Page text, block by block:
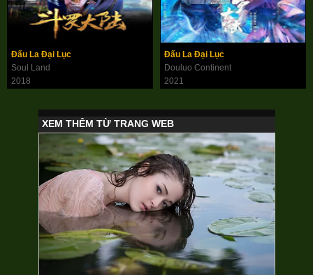
Đấu La Đại Lục
Soul Land
2018
Đấu La Đại Lục
Douluo Continent
2021